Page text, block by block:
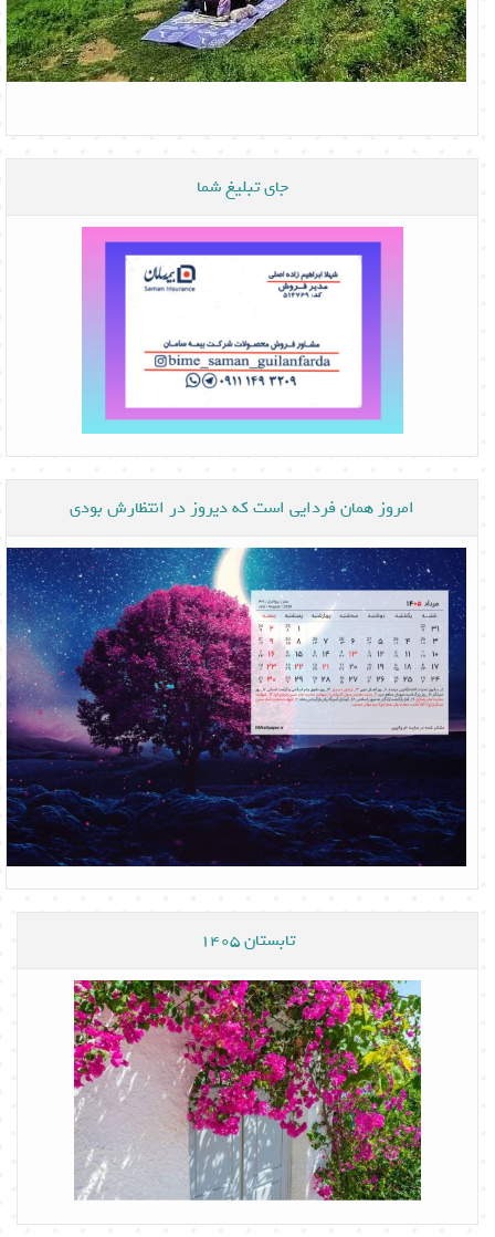
جای تبلیغ شما
امروز همان فردایی است که دیروز در انتظارش بودی
تابستان 1405